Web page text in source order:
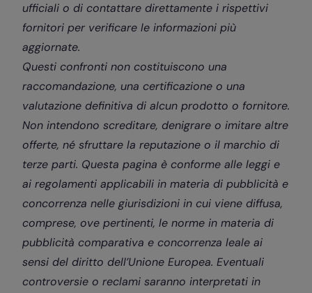
ufficiali o di contattare direttamente i rispettivi
fornitori per verificare le informazioni più
aggiornate.
Questi confronti non costituiscono una
raccomandazione, una certificazione o una
valutazione definitiva di alcun prodotto o fornitore.
Non intendono screditare, denigrare o imitare altre
offerte, né sfruttare la reputazione o il marchio di
terze parti. Questa pagina è conforme alle leggi e
ai regolamenti applicabili in materia di pubblicità e
concorrenza nelle giurisdizioni in cui viene diffusa,
comprese, ove pertinenti, le norme in materia di
pubblicità comparativa e concorrenza leale ai
sensi del diritto dell’Unione Europea. Eventuali
controversie o reclami saranno interpretati in